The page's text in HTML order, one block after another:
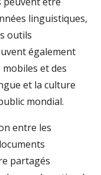
linguistiques,
outils
également
et des
et la culture
mondial.
entre les
partagés